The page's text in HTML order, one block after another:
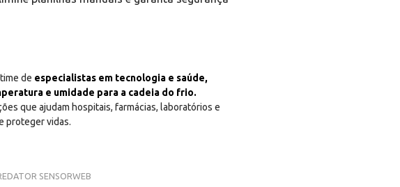
de especialistas em tecnologia e saúde,
e umidade para a cadeia do frio.
que ajudam hospitais, farmácias, laboratórios e
proteger vidas.
SENSORWEB